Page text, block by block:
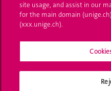
Médias
Offres d'emploi
Calendrier académique
site usage, and assist in our
for the main domain
(xxx.unige.ch).